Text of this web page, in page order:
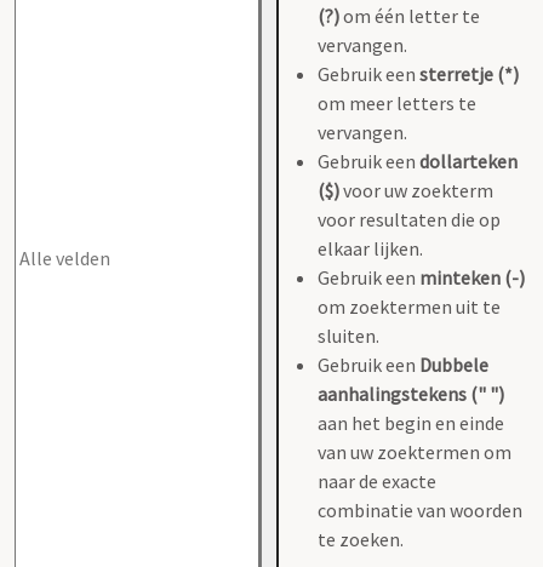
(?)om één letter te
vervangen.
Gebruik een sterretje (*)
om meer letters te
vervangen.
Gebruik een dollarteken
($)voor uw zoekterm
voor resultaten die op
elkaar lijken.
Gebruik een minteken (-)
om zoektermen uit te
sluiten.
Gebruik een Dubbele
aanhalingstekens (" ")
aan het begin en einde
van uw zoektermen om
naar de exacte
combinatie van woorden
te zoeken.